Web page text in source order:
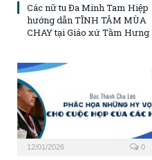
Các nữ tu Đa Minh Tam Hiệp
hướng dẫn TĨNH TÂM MÙA
CHAY tại Giáo xứ Tầm Hưng
12/01/2026 0